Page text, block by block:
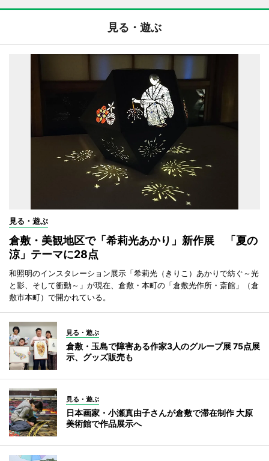
見る・遊ぶ
見る・遊ぶ
倉敷・美観地区で「希莉光あかり」新作展 「夏の
涼」テーマに28点
和照明のインスタレーション展示「希莉光（きりこ）あかりで紡ぐ～光
と影、そして衝動～」が現在、倉敷・本町の「倉敷光作所・斎館」（倉
敷市本町）で開かれている。
見る・遊ぶ
倉敷・玉島で障害ある作家3人のグループ展 75点展
示、グッズ販売も
見る・遊ぶ
日本画家・小瀬真由子さんが倉敷で滞在制作 大原
美術館で作品展示へ